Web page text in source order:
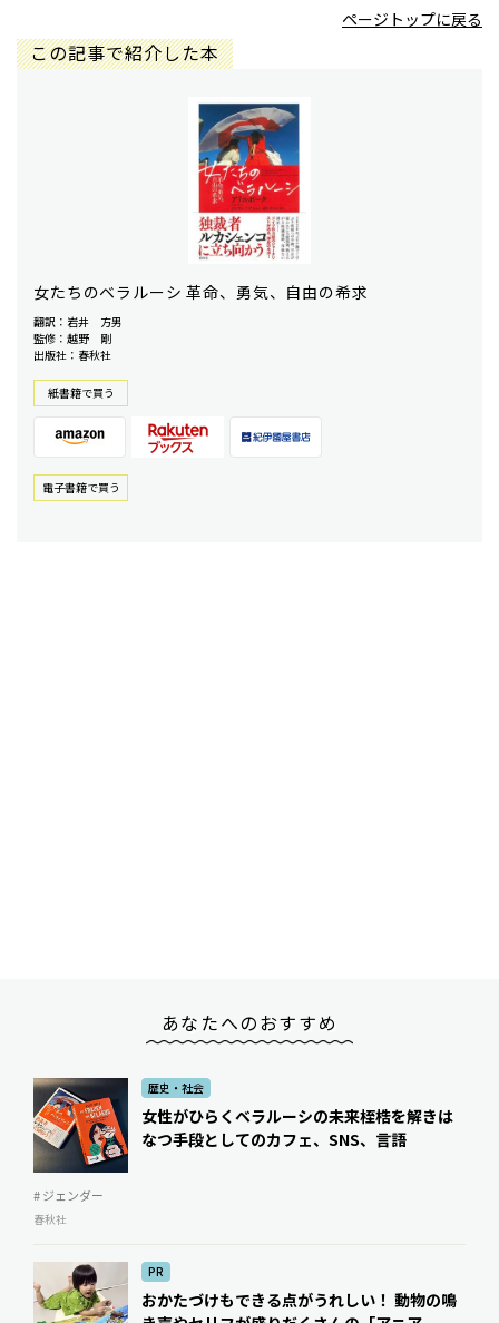
ページトップに戻る
この記事で紹介した本
女たちのベラルーシ 革命、勇気、自由の希求
翻訳：岩井 方男
監修：越野 剛
出版社：春秋社
紙書籍で買う
電⼦書籍で買う
あなたへのおすすめ
歴史・社会
女性がひらくベラルーシの未来――桎梏を解きは
なつ手段としてのカフェ、SNS、言語
# ジェンダー
春秋社
PR
おかたづけもできる点がうれしい！ 動物の鳴